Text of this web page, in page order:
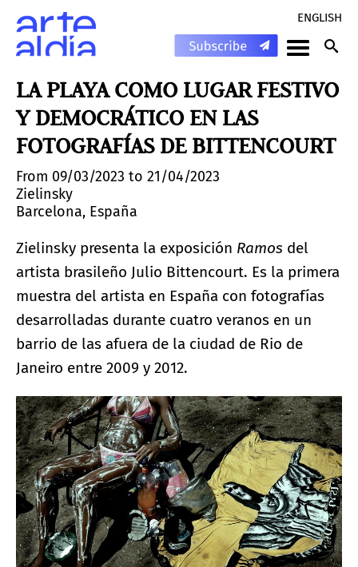
ENGLISH
LA PLAYA COMO LUGAR FESTIVO
Y DEMOCRÁTICO EN LAS
FOTOGRAFÍAS DE BITTENCOURT
From 09/03/2023 to 21/04/2023
Zielinsky
Barcelona, España
Zielinsky presenta la exposición Ramos del
artista brasileño Julio Bittencourt. Es la primera
muestra del artista en España con fotografías
desarrolladas durante cuatro veranos en un
barrio de las afuera de la ciudad de Rio de
Janeiro entre 2009 y 2012.